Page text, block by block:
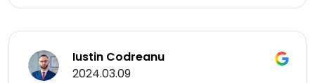
Iustin Codreanu
2024.03.09